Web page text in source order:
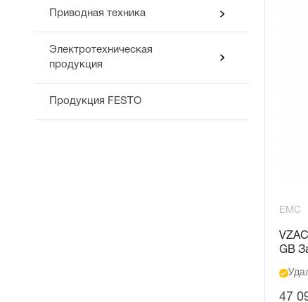
Приводная техника
Электротехническая
продукция
Продукция FESTO
EMC
GB
47